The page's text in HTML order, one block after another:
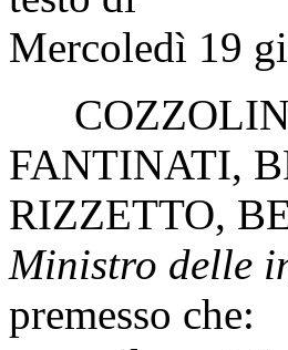
Mercoledì 19
FANTINATI,
RIZZETTO,
Ministro delle
premesso che: